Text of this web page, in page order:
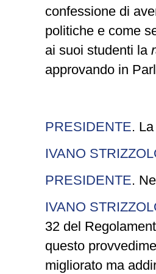
confessione di
politiche e come
ai suoi studenti la
approvando in
PRESIDENTE.
IVANO
PRESIDENTE.
IVANO
32 del
questo
migliorato ma